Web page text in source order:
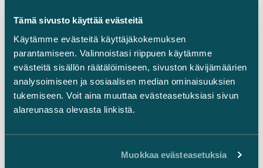
Tämä sivusto käyttää evästeitä
Käytämme evästeitä käyttäjäkokemuksen
parantamiseen. Valinnoistasi riippuen käytämme
evästeitä sisällön räätälöimiseen, sivuston kävijämäärien
analysoimiseen ja sosiaalisen median ominaisuuksien
tukemiseen. Voit aina muuttaa evästeasetuksiasi sivun
alareunassa olevasta linkistä.
Muokkaa evästeasetuksia
LinkedIn
Instagram
Facebook
Takaisin ylös ⬏